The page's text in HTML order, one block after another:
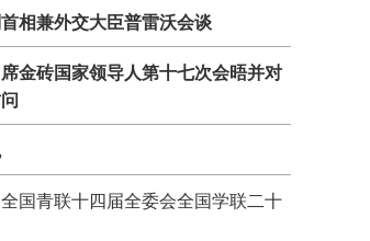
相兼外交大臣普雷沃会谈
金砖国家领导人第十七次会晤并对
国青联十四届全委会全国学联二十